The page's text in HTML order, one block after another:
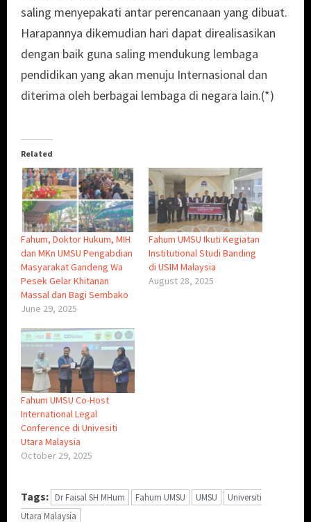
saling menyepakati antar perencanaan yang dibuat.
Harapannya dikemudian hari dapat direalisasikan
dengan baik guna saling mendukung lembaga
pendidikan yang akan menuju Internasional dan
diterima oleh berbagai lembaga di negara lain.(*)
Related
Fahum, Doktor Hukum, MIH
dan MKn UMSU Pengabdian
Masyarakat Gandeng Wa
Pesek Gelar Khitanan
Massal dan Bagi Sembako
June 29, 2025
Fahum UMSU Ikuti Kegiatan
Institutional Studi Banding
di USIM Malaysia
August 28, 2025
Fahum UMSU Co-Host
International Legal
Conference di Univesiti
Utara Malaysia
October 29, 2025
Tags: Dr Faisal SH MHum Fahum UMSU UMSU
Universiti
Utara Malaysia